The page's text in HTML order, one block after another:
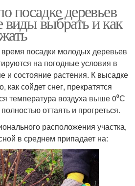
посадке деревьев
виды выбрать и как
посадки молодых деревьев
на погодные условия в
и состояние растения. К высадке
как сойдет снег, прекратятся
температура воздуха выше 0⁰С
оттаять и прогреться.
расположения участка,
в среднем припадает на: